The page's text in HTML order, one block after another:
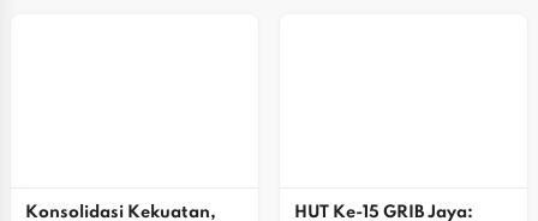
Konsolidasi Kekuatan,
HUT Ke-15 GRIB Jaya: